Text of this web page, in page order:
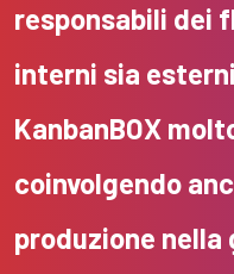
responsabili dei
interni sia
KanbanBOX
coinvolgendo
produzione nella